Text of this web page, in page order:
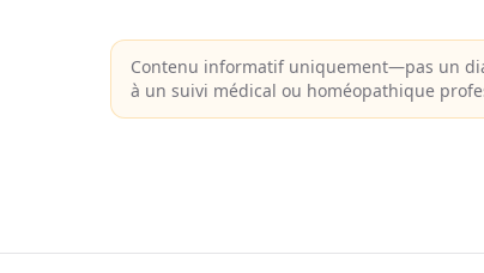
Contenu informatif uniquement—pas un
à un suivi médical ou homéopathique